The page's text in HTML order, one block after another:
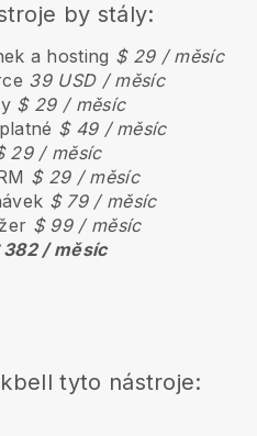
by stály:
a hosting $ 29 / měsíc
39 USD / měsíc
$ 29 / měsíc
$ 49 / měsíc
29 / měsíc
$ 29 / měsíc
$ 79 / měsíc
$ 99 / měsíc
382 / měsíc
tyto nástroje: